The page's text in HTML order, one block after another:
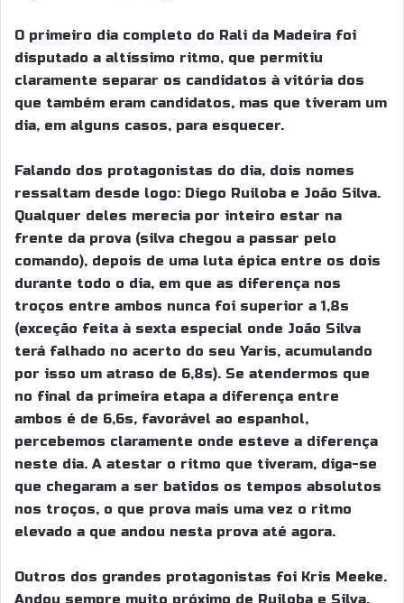
O primeiro dia completo do Rali da Madeira foi
disputado a altíssimo ritmo, que permitiu
claramente separar os candidatos à vitória dos
que também eram candidatos, mas que tiveram um
dia, em alguns casos, para esquecer.
Falando dos protagonistas do dia, dois nomes
ressaltam desde logo: Diego Ruiloba e João Silva.
Qualquer deles merecia por inteiro estar na
frente da prova (silva chegou a passar pelo
comando), depois de uma luta épica entre os dois
durante todo o dia, em que as diferença nos
troços entre ambos nunca foi superior a 1,8s
(exceção feita à sexta especial onde João Silva
terá falhado no acerto do seu Yaris, acumulando
por isso um atraso de 6,8s). Se atendermos que
no final da primeira etapa a diferença entre
ambos é de 6,6s, favorável ao espanhol,
percebemos claramente onde esteve a diferença
neste dia. A atestar o ritmo que tiveram, diga-se
que chegaram a ser batidos os tempos absolutos
nos troços, o que prova mais uma vez o ritmo
elevado a que andou nesta prova até agora.
Outros dos grandes protagonistas foi Kris Meeke.
Andou sempre muito próximo de Ruiloba e Silva,